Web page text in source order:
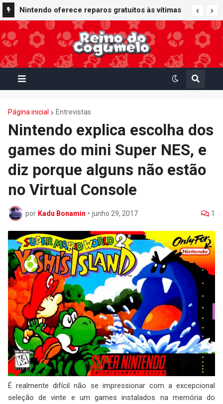
Nintendo oferece reparos gratuitos às vítimas
do terremoto de Kumamoto e doa 50 milhões
de ienes à Cruz Vermelha
Página inicial Entrevistas
Nintendo explica escolha dos
games do mini Super NES, e
diz porque alguns não estão
no Virtual Console
por Kadu Bonamin • junho 29, 2017 1
É realmente difícil não se impressionar com a excepcional
seleção de vinte e um games instalados na memória do